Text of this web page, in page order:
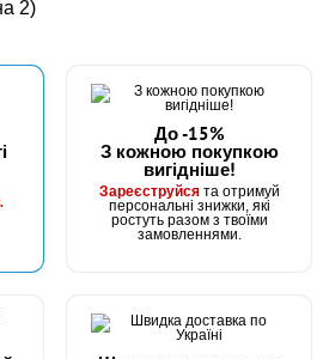
В наявності
Маг: 0 шт Базар: 2 шт
2 шт.
протизакручувачем 90г
2)
До -15%
З кожною покупкою
вигідніше!
Зареєструйсята отримуй
персональні знижки, які
ростуть разом з твоїми
замовленнями.